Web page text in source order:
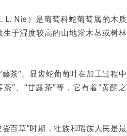
Nie）是葡萄科蛇葡萄属的木质
于湿度较高的山地灌木丛或树林
茶”。显齿蛇葡萄叶在加工过程中
”、“甘露茶”等，它有着“黄酮之
百草”时期，壮族和瑶族人民是最